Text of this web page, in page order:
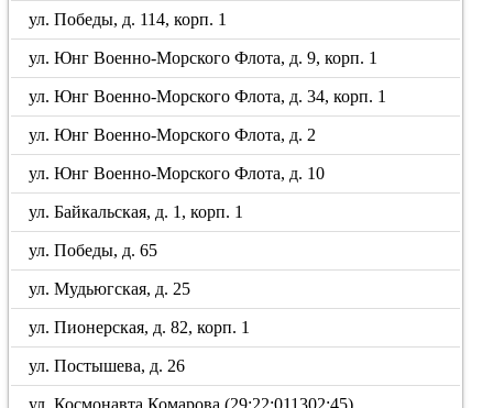
ул. Победы, д. 114, корп. 1
ул. Юнг Военно-Морского Флота, д. 9, корп. 1
ул. Юнг Военно-Морского Флота, д. 34, корп. 1
ул. Юнг Военно-Морского Флота, д. 2
ул. Юнг Военно-Морского Флота, д. 10
ул. Байкальская, д. 1, корп. 1
ул. Победы, д. 65
ул. Мудьюгская, д. 25
ул. Пионерская, д. 82, корп. 1
ул. Постышева, д. 26
ул. Космонавта Комарова (29:22:011302:45)